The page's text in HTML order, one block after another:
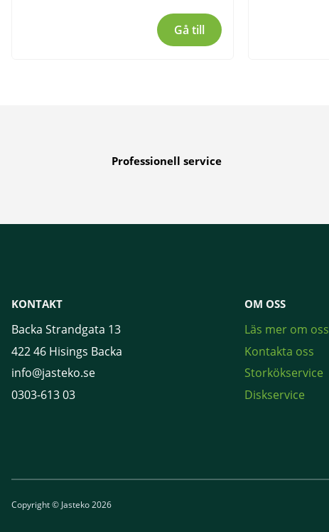
Gå till
Professionell service
KONTAKT
Backa Strandgata 13
422 46 Hisings Backa
info@jasteko.se
0303-613 03
OM OSS
Läs mer om oss
Kontakta oss
Storkökservice
Diskservice
Copyright © Jasteko 2026